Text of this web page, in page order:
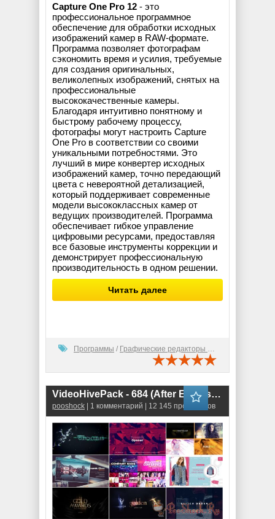
Capture One Pro 12 - это
профессиональное программное
обеспечение для обработки исходных
изображений камер в RAW-формате.
Программа позволяет фотографам
сэкономить время и усилия, требуемые
для создания оригинальных,
великолепных изображений, снятых на
профессиональные
высококачественные камеры.
Благодаря интуитивно понятному и
быстрому рабочему процессу,
фотографы могут настроить Capture
One Pro в соответствии со своими
уникальными потребностями. Это
лучший в мире конвертер исходных
изображений камер, точно передающий
цвета с невероятной детализацией,
который поддерживает современные
модели высококлассных камер от
ведущих производителей. Программа
обеспечивает гибкое управление
цифровыми ресурсами, предоставляя
все базовые инструменты коррекции и
демонстрирует профессиональную
производительность в одном решении.
Читать далее
Программы / Графические редакторы (2D)
VideoHivePack - 684 (After Effects Projects Pack)
pooshock | 1 комментарий | 12 145 просмотров